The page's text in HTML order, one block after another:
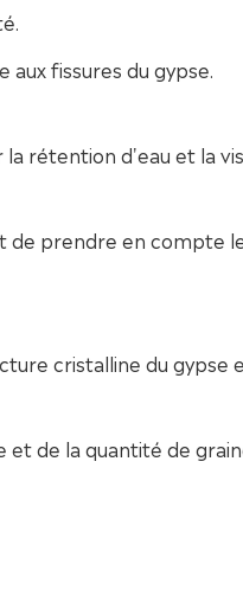
fissures du gypse.
rétention d'eau et la
de prendre en compte
cristalline du
de la quantité de